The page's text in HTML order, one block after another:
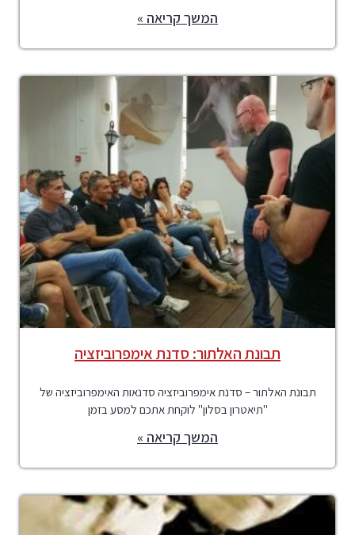
המשך קריאה »
תבונת האלתור: סדנת אימפרוביזציה
תבונת האלתור – סדנת אימפרוביזציה סדנאות האימפרוביזציה של
"תיאטרון בסלון" לוקחת אתכם למסע בזמן
המשך קריאה »